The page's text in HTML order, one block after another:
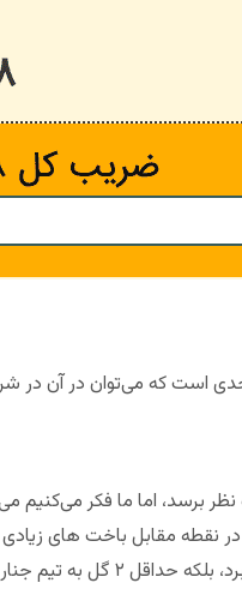
است که می‌توان در آن در
بسیار ریسکی به نظر برسد، اما ما
مقابل باخت های زیادی
جنارو گتوزو بزند.